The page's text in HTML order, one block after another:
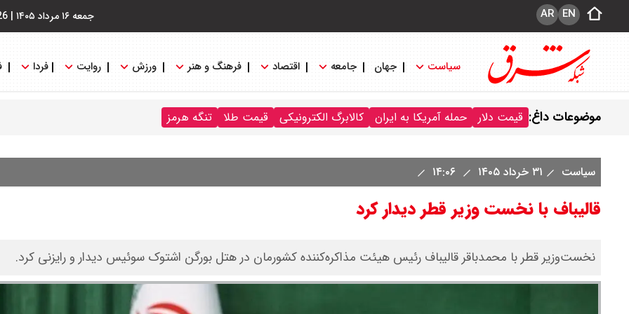
جمعه ۱۶ مرداد ۱۴۰۵ | EN
AR
سیاست جهان جامعه اقتصاد فرهنگ و هنر ورزش روایت فردا
موضوعات داغ: قیمت دلار حمله آمریکا به ایران کالابرگ الکترونیکی قیمت طلا تنگه هرمز
سیاست ۳۱ خرداد ۱۴۰۵
قالیباف با نخست وزیر قطر دیدار کرد
نخست‌وزیر قطر با محمدباقر قالیباف رئیس هیئت مذاکره‌کننده کشورمان در هتل بورگن اشتوک سوئیس دیدار و رایزنی کرد.